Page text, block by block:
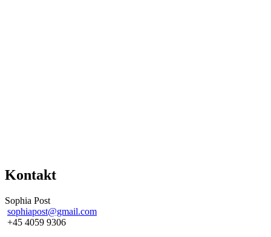
Kontakt
Sophia Post
sophiapost@gmail.com
+45 4059 9306